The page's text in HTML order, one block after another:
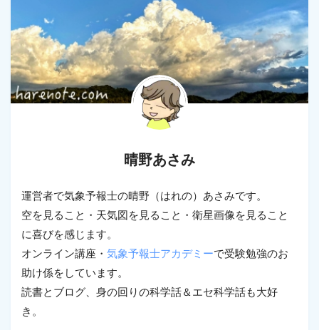
晴野あさみ
運営者で気象予報士の晴野（はれの）あさみです。
空を見ること・天気図を見ること・衛星画像を見ること
に喜びを感じます。
オンライン講座・ 気象予報士アカデミーで受験勉強のお
助け係をしています。
読書とブログ、身の回りの科学話＆エセ科学話も大好
き。